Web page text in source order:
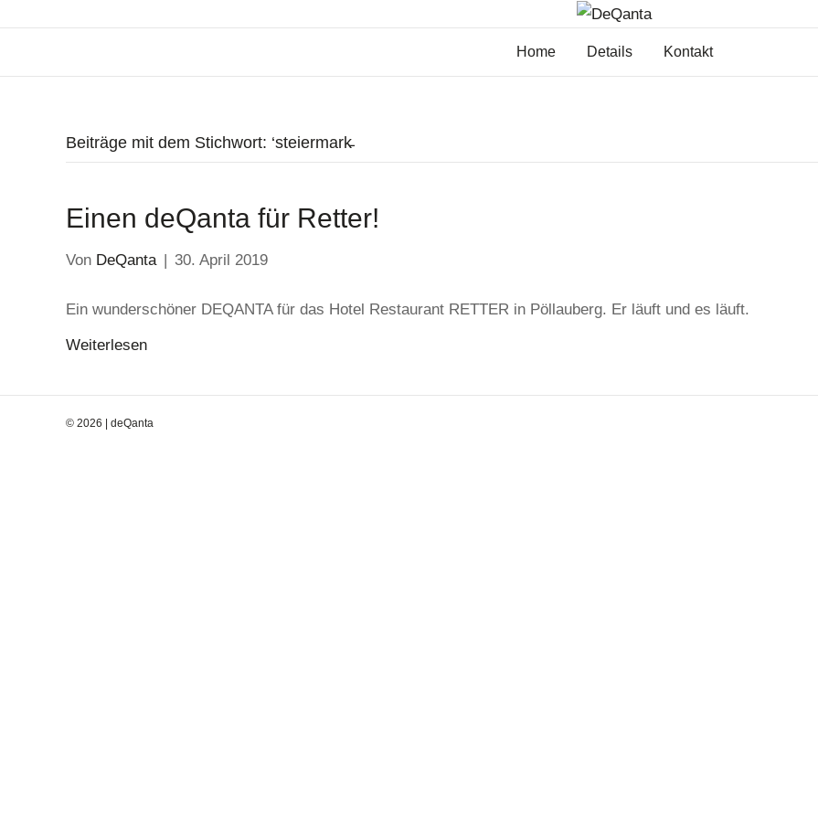
Home Details Kontakt
Beiträge mit dem Stichwort: ‘steiermark̵
Einen deQanta für Retter!
Von DeQanta | 30. April 2019
Ein wunderschöner DEQANTA für das Hotel Restaurant RETTER in Pöllauberg. Er läuft und es läuft.
Weiterlesen
© 2026 | deQanta